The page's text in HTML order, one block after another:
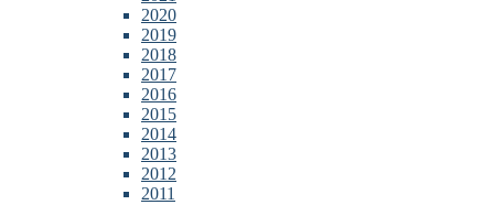
2020
2019
2018
2017
2016
2015
2014
2013
2012
2011